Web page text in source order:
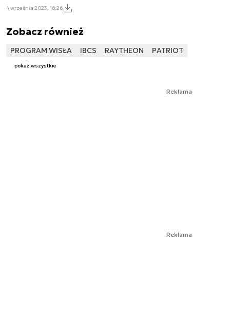
4 września 2023, 16:26
Zobacz również
PROGRAM WISŁA IBCS RAYTHEON PATRIOT
pokaż wszystkie
Reklama
Reklama